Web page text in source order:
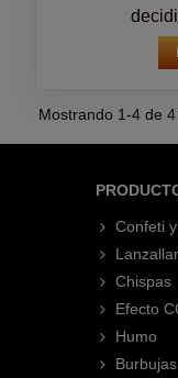
Mostrando 1-4 de
Confeti
Chispas
Efecto
Humo
Burbujas